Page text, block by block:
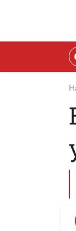
RESMİ
MAGAZİN
Süper
Tüm